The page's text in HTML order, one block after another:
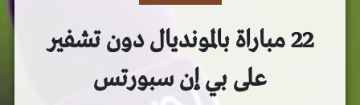
22 مباراة بالمونديال دون تشفير
على بي إن سبورتس